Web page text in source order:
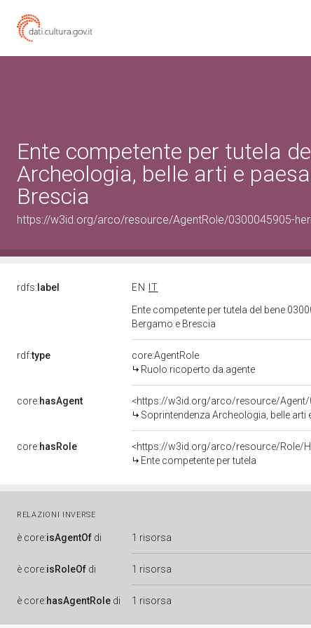
Ente competente per tutela
Archeologia, belle arti e
Brescia
https://w3id.org/arco/resource/AgentRole/0300045905-
rdfs: label EN
IT
Ente competente per tutela del bene
Bergamo e Brescia
rdf:type
core:AgentRole
Ruolo ricoperto da agente
core:hasAgent
<https://w3id.org/arco/resource/
Soprintendenza Archeologia, belle
core:hasRole
<https://w3id.org/arco/resource/Role/
Ente competente per tutela
RELAZIONI INVERSE
è core:isAgentOf di 1 risorsa
è core:isRoleOf di 1 risorsa
è core:hasAgentRole di 1 risorsa